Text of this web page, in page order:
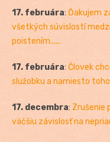
17. februára: Ďakujem
všetkých súvislostí
poistením......
17. februára: Človek
služobku a namiesto
17. decembra: Zrušenie
väčšiu závislosť na